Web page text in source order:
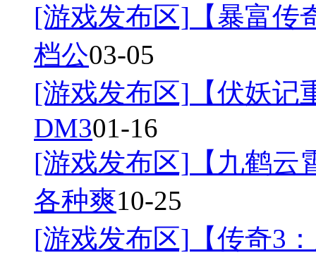
[游戏发布区] 【暴富
档公03-05
[游戏发布区] 【伏妖
DM301-16
[游戏发布区] 【九鹤
各种爽10-25
[游戏发布区] 【传奇3